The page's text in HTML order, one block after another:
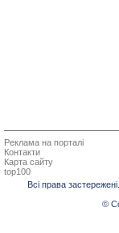
Реклама на порталі
Контакти
Карта сайту
top100
Всі права
©